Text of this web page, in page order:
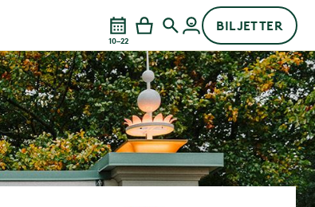
10–22
BILJETTER